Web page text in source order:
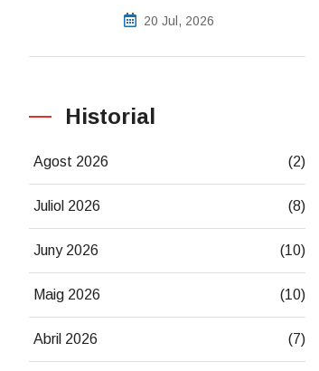
20 Jul, 2026
Historial
Agost 2026 (2)
Juliol 2026 (8)
Juny 2026 (10)
Maig 2026 (10)
Abril 2026 (7)